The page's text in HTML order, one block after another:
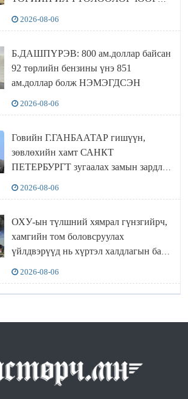
2026-08-06
Б.ДАШПҮРЭВ: 800 ам.доллар байсан
92 төрлийн бензины үнэ 851
ам.доллар болж НЭМЭГДСЭН
2026-08-06
Говийн Г.ГАНБААТАР гишүүн,
зөвлөхийн хамт САНКТ
ПЕТЕРБУРГТ зугаалах замын зардлаа
2026-08-06
ОХУ-ын түлшний хямрал гүнзгийрч,
хамгийн том боловсруулах
үйлдвэрүүд нь хүртэл халдлагын бай
2026-08-06